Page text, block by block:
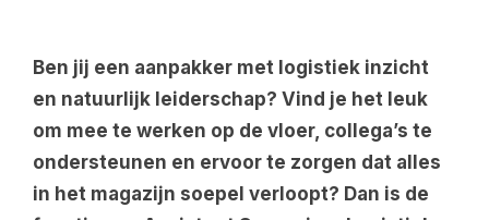
Ben jij een aanpakker met logistiek inzicht
en natuurlijk leiderschap? Vind je het leuk
om mee te werken op de vloer, collega’s te
ondersteunen en ervoor te zorgen dat alles
in het magazijn soepel verloopt? Dan is de